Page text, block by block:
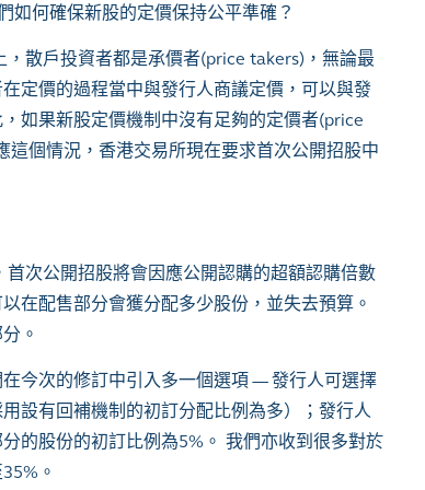
如何確保新股的定價保持公平準確？
散戶投資者都是承價者(price takers)，無論最
定價的過程當中與發行人商議定價，可以與發
如果新股定價機制中沒有足夠的定價者(price
個情況，香港交易所現在要求首次公開招股中
次公開招股將會因應公開認購的超額認購倍數
在配售部分會獲分配多少股份，並失去預算。
。
今次的修訂中引入多一個選項 — 發行人可選擇
設有回補機制的初訂分配比例為多）；發行人
的股份的初訂比例為5%。 我們亦收到很多對於
。